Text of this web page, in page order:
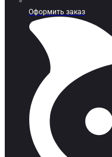
Оформить заказ